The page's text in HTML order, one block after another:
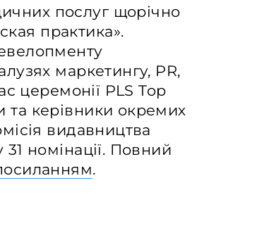
послуг щорічно
практика».
маркетингу, PR,
церемонії PLS Top
та керівники окремих
видавництва
номінації. Повний
.